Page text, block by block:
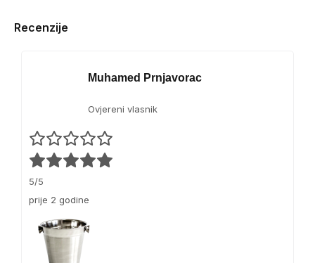
Recenzije
Muhamed Prnjavorac
Ovjereni vlasnik
5/5
prije 2 godine